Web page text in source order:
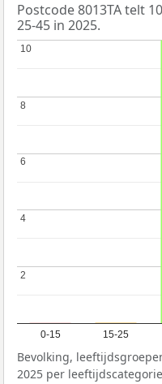
Postcode 8013TA telt
25-45 in 2025.
0-15 15-25
2
2
4
4
6
6
8
8
10
10
Bevolking,
2025 per